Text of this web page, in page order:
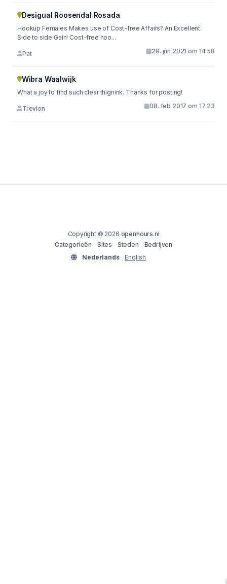
Desigual Roosendal Rosada
Hookup Females Makes use of Cost-free Affairs? An Excellent
Side to side Gain! Cost-free hoo...
Pat 29. jun 2021 om 14:58
Wibra Waalwijk
What a joy to find such clear thignink. Thanks for posting!
Trevion 08. feb 2017 om 17:23
Copyright © 2026 openhours.nl
Categorieën
Sites Steden
Bedrijven
Nederlands
English